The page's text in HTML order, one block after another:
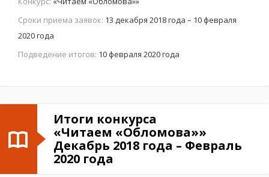
Сроки приема заявок: 13 декабря 2018 года – 10 февраля
2020 года
Подведение итогов: 10 февраля 2020 года
Итоги конкурса
«Читаем «Обломова»»
Декабрь 2018 года – Февраль
2020 года